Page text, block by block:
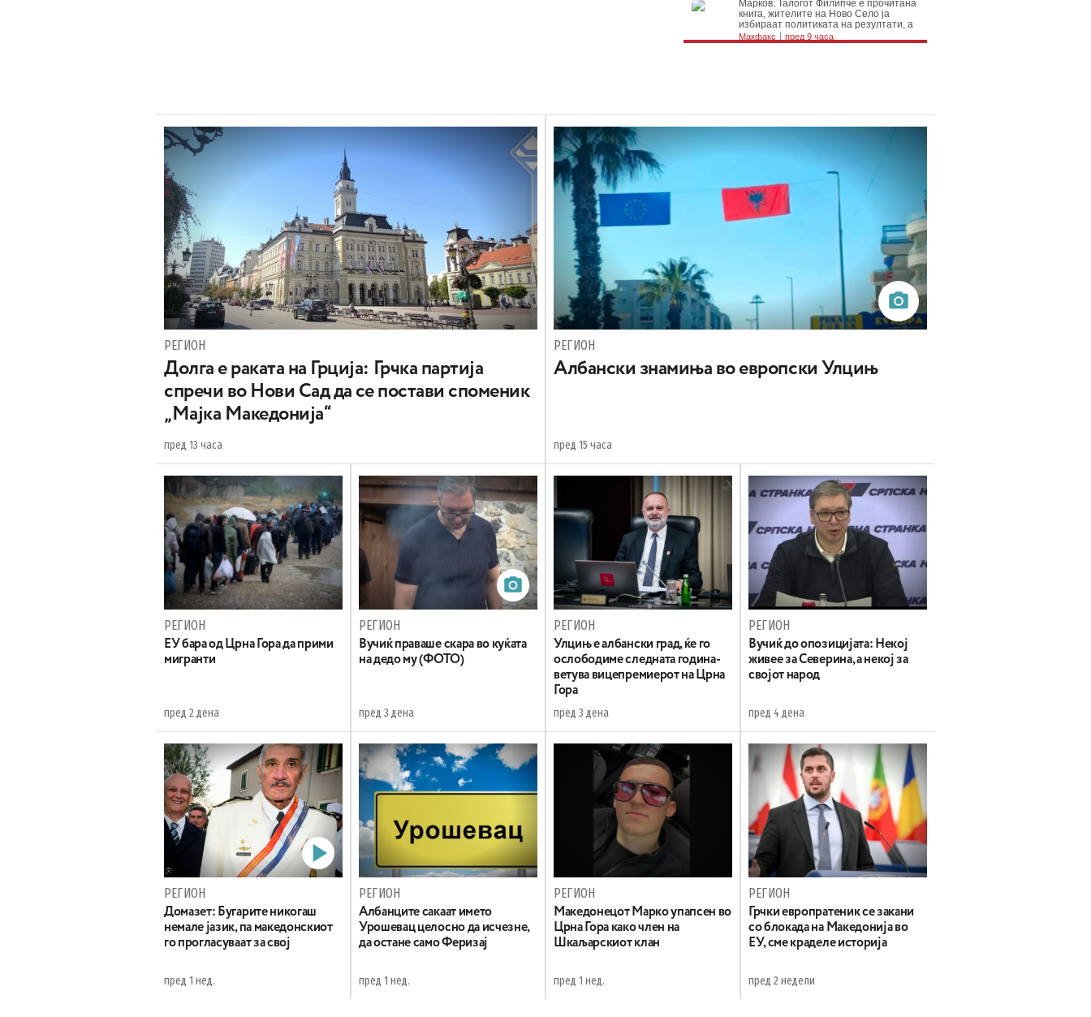
РЕГИОН
Долга е раката на Грција: Грчка партија
спречи во Нови Сад да се постави споменик
„Мајка Македонија“
пред 13 часа
РЕГИОН
Aлбански знамиња во европски Улцињ
пред 15 часа
РЕГИОН
EУ бара од Црна Гора да прими
мигранти
пред 2 дена
РЕГИОН
Вучиќ праваше скара во куќата
на дедо му (ФОТО)
пред 3 дена
РЕГИОН
Улцињ е албански град, ќе го
ослободиме следната година-
ветува вицепремиерот на Црна
Гора
пред 3 дена
РЕГИОН
Вучиќ до опозицијата: Некој
живее за Северина, а некој за
својот народ
пред 4 дена
РЕГИОН
Домазет: Бугарите никогаш
немале јазик, па македонскиот
го прогласуваат за свој
пред 1 нед.
РЕГИОН
Aлбанците сакаат името
Урошевац целосно да исчезне,
да остане само Феризај
пред 1 нед.
РЕГИОН
Maкедонецот Марко упапсен во
Црна Гора како член на
Шкаљарскиот клан
пред 1 нед.
РЕГИОН
Грчки европратеник се закани
со блокада на Македонија во
ЕУ, сме краделе историја
пред 2 недели